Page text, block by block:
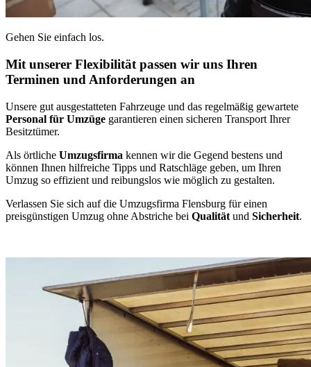
Gehen Sie einfach los.
Mit unserer Flexibilität passen wir uns Ihren
Terminen und Anforderungen an
Unsere gut ausgestatteten Fahrzeuge und das regelmäßig gewartete
Personal für Umzüge garantieren einen sicheren Transport Ihrer
Besitztümer.
Als örtliche Umzugsfirma kennen wir die Gegend bestens und
können Ihnen hilfreiche Tipps und Ratschläge geben, um Ihren
Umzug so effizient und reibungslos wie möglich zu gestalten.
Verlassen Sie sich auf die Umzugsfirma Flensburg für einen
preisgünstigen Umzug ohne Abstriche bei Qualität und Sicherheit.